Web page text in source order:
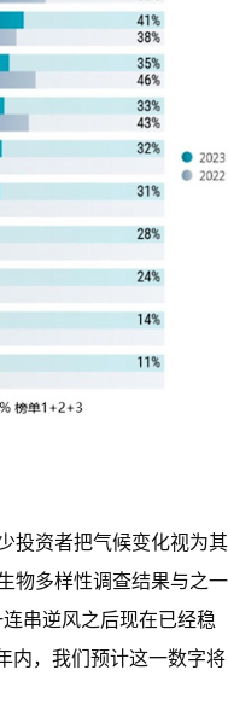
投资者把气候变化视为其
物多样性调查结果与之一
串逆风之后现在已经稳
内，我们预计这一数字将